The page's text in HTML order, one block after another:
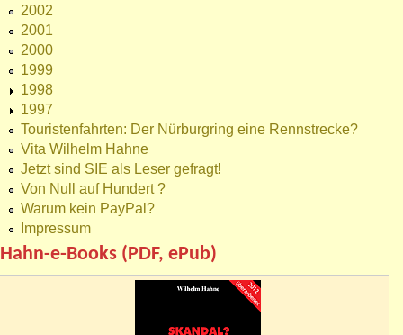
2002
2001
2000
1999
1998
1997
Touristenfahrten: Der Nürburgring eine Rennstrecke?
Vita Wilhelm Hahne
Jetzt sind SIE als Leser gefragt!
Von Null auf Hundert ?
Warum kein PayPal?
Impressum
Hahn-e-Books (PDF, ePub)